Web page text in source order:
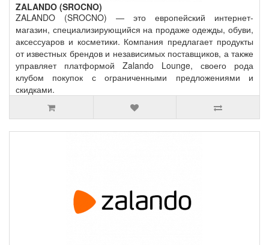
ZALANDO (SROCNO)
ZALANDO (SROCNO) — это европейский интернет-
магазин, специализирующийся на продаже одежды, обуви,
аксессуаров и косметики. Компания предлагает продукты
от известных брендов и независимых поставщиков, а также
управляет платформой Zalando Lounge, своего рода
клубом покупок с ограниченными предложениями и
скидками.